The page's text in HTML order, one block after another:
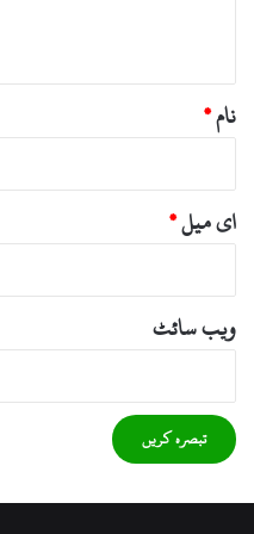
نام*
ای میل*
ویب‌ سائٹ